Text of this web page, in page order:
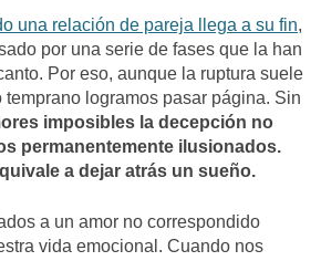
una relación de pareja llega a su fin,
por una serie de fases que la han
Por eso, aunque la ruptura suele
temprano logramos pasar página. Sin
imposibles la decepción no
permanentemente ilusionados.
a dejar atrás un sueño.
a un amor no correspondido
vida emocional. Cuando nos